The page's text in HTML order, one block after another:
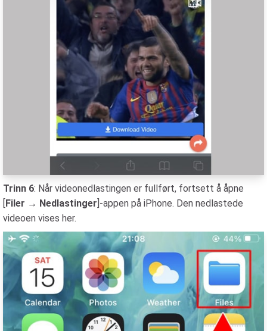
Trinn 6: Når videonedlastingen er fullført, fortsett å åpne
[Filer → Nedlastinger]-appen på iPhone. Den nedlastede
videoen vises her.